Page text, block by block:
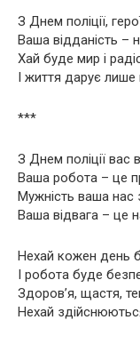
З Днем поліції,
Ваша відданість –
Хай буде мир і
І життя дарує
***
З Днем поліції вас
Ваша робота – це
Мужність ваша нас
Ваша відвага – це
Нехай кожен день
І робота буде
Здоров’я, щастя,
Нехай